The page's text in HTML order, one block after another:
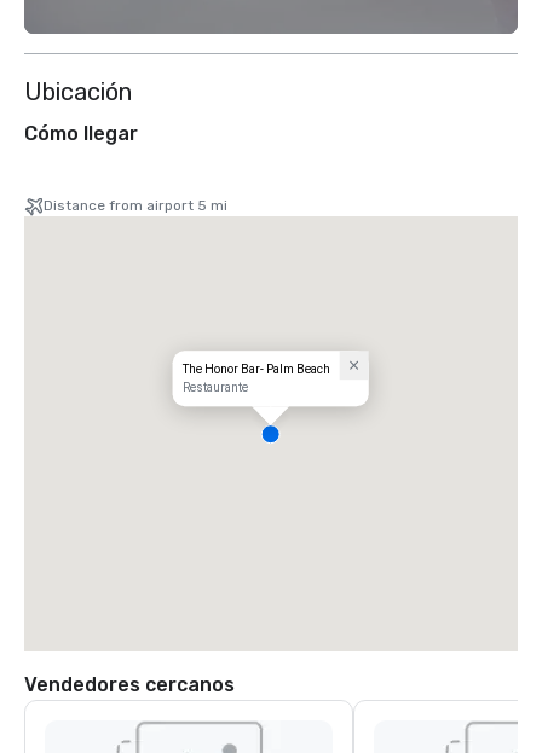
Ubicación
Cómo llegar
Distance from airport 5 mi
The Honor Bar- Palm Beach
Restaurante
Vendedores cercanos